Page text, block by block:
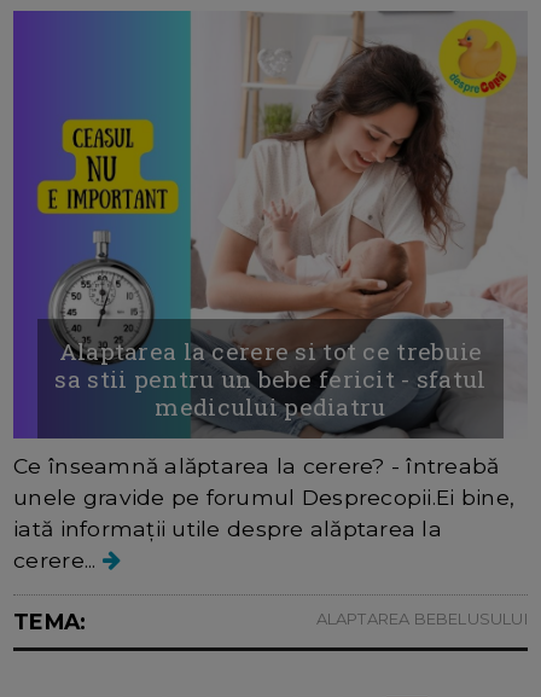
Alaptarea la cerere si tot ce trebuie
sa stii pentru un bebe fericit - sfatul
medicului pediatru
Ce înseamnă alăptarea la cerere? - întreabă
unele gravide pe forumul Desprecopii.Ei bine,
iată informații utile despre alăptarea la
cerere...
TEMA: ALAPTAREA BEBELUSULUI